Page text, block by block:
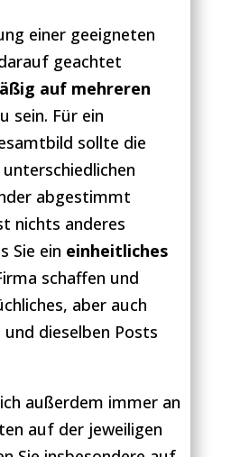
einer geeigneten
geachtet
auf mehreren
sein. Für ein
sollte die
abgestimmt
nichts anderes
Sie ein einheitliches
schaffen und
aber auch
dieselben Posts
außerdem immer an
auf der jeweiligen